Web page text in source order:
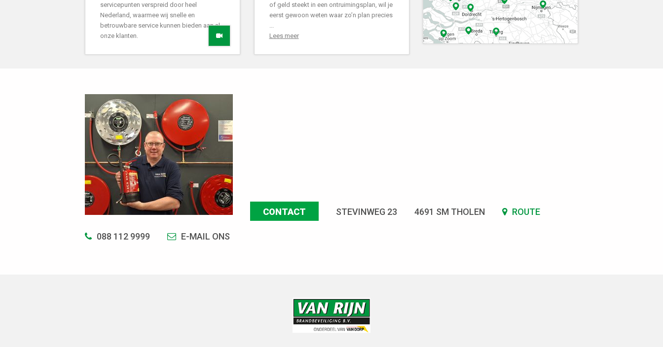
servicepunten verspreid door heel
Nederland, waarmee wij snelle en
betrouwbare service kunnen bieden aan al
onze klanten.
of geld steekt in een ontruimingsplan, wil je
eerst gewoon weten waar zo’n plan precies
Lees meer
CONTACT STEVINWEG 23 4691 SM THOLEN ROUTE
088 112 9999 E-MAIL ONS